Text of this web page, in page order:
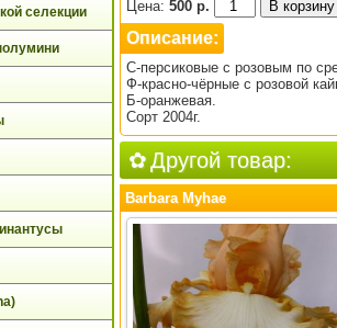
селекции
Цена: 500 р.
Описание:
С-персиковые с розовым по
Ф-красно-чёрные с розовой
Б-оранжевая.
Сорт 2004г.
Другой товар:
Barbara Myhae